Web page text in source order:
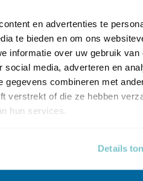
en advertenties te
te bieden en om ons
informatie over uw gebruik van
social media, adverteren en
gegevens combineren met
verstrekt of die ze hebben
hun services.
Details
zit, of binnen bij het raam